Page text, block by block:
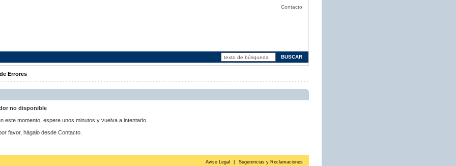
Contacto
Errores
no disponible
este momento, espere unos minutos y vuelva a intentarlo.
favor, hágalo desde Contacto.
Aviso Legal Sugerencias y Reclamaciones